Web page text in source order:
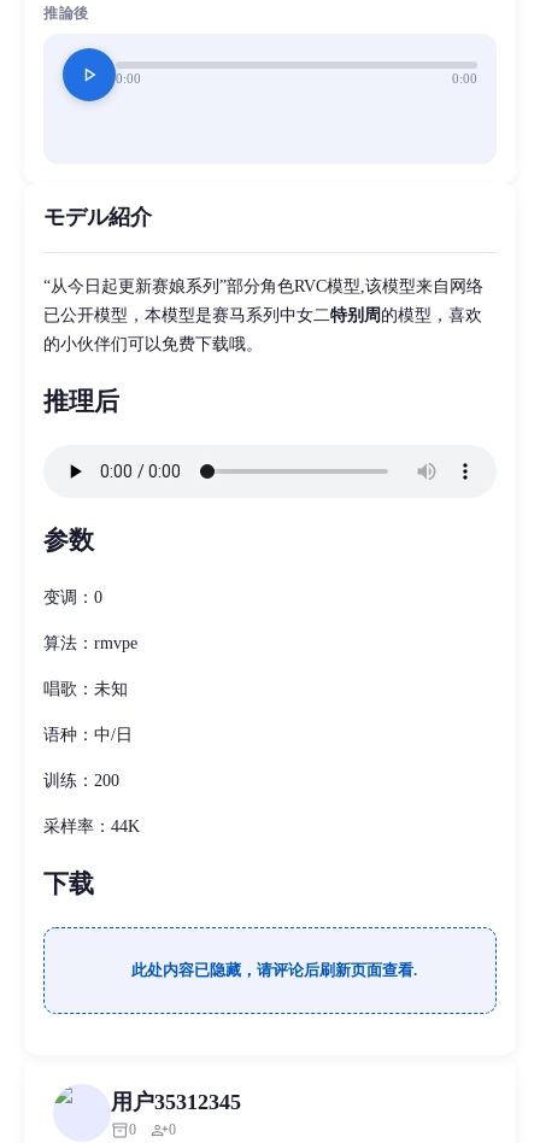
推論後
play_arrow 0:00 0:00
モデル紹介
“从今日起更新赛娘系列”部分角色RVC模型,该模型来自网络
已公开模型，本模型是赛马系列中女二特别周 的模型，喜欢
的小伙伴们可以免费下载哦。
推理后
参数
变调：0
算法：rmvpe
唱歌：未知
语种：中/日
训练：200
采样率：44K
下载
此处内容已隐藏，请评论后刷新页面查看.
用户35312345
inventory_20 person_add0